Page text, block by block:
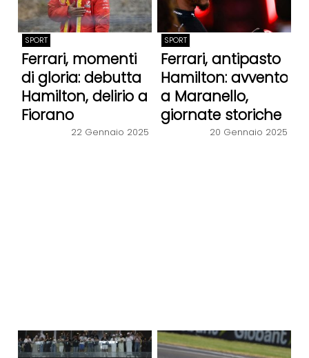
SPORT
Ferrari, momenti
di gloria: debutta
Hamilton, delirio a
Fiorano
22 Gennaio 2025
SPORT
Ferrari, antipasto
Hamilton: avvento
a Maranello,
giornate storiche
20 Gennaio 2025